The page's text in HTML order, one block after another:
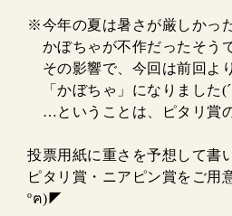
※今年の夏は暑さが厳しかっ
かぼちゃが不作だったそう
その影響で、今回は前回よ
「かぼちゃ」になりました
…ということは、ピタリ賞
投票用紙に重さを予想して書
ピタリ賞・ニアピン賞をご用
ºฅ)◤